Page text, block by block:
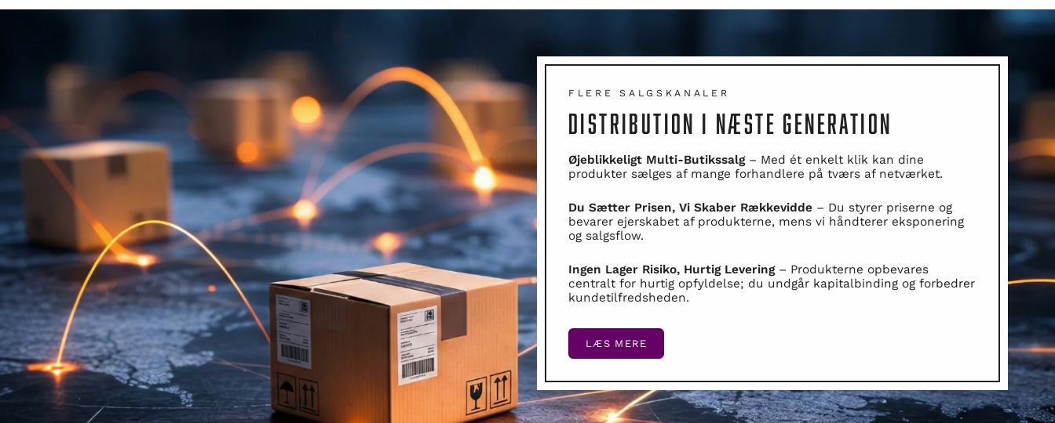
FLERE SALGSKANALER
DISTRIBUTION I NÆSTE GENERATION
Øjeblikkeligt Multi-Butikssalg– Med ét enkelt klik kan dine
produkter sælges af mange forhandlere på tværs af netværket.
Du Sætter Prisen, Vi Skaber Rækkevidde – Du styrer priserne og
bevarer ejerskabet af produkterne, mens vi håndterer eksponering
og salgsflow.
Ingen Lager Risiko, Hurtig Levering– Produkterne opbevares
centralt for hurtig opfyldelse; du undgår kapitalbinding og forbedrer
kundetilfredsheden.
LÆS MERE